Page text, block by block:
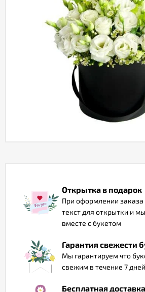
конфиденциальности
Открытка в подарок
При оформлении заказа
текст для открытки и
вместе с букетом
Гарантия свежести
Мы гарантируем что
свежим в течение 7
Бесплатная доставка